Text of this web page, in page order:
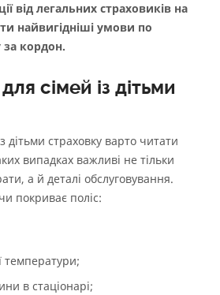
від легальних страховиків на
найвигідніші умови по
за кордон.
сімей із дітьми
дітьми страховку варто читати
випадках важливі не тільки
а й деталі обслуговування.
покриває поліс:
температури;
в стаціонарі;